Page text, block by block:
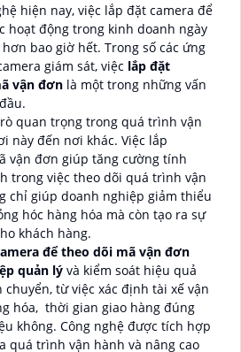
hiện nay, việc lắp đặt camera để
hoạt động trong kinh doanh ngày
bao giờ hết. Trong số các ứng
giám sát, việc lắp đặt
vận đơn là một trong những vấn
quan trọng trong quá trình vận
này đến nơi khác. Việc lắp
vận đơn giúp tăng cường tính
trong việc theo dõi quá trình vận
chỉ giúp doanh nghiệp giảm thiểu
hóc hàng hóa mà còn tạo ra sự
khách hàng.
để theo dõi mã vận đơn
quản lý và kiểm soát hiệu quả
chuyển, từ việc xác định tài xế vận
hóa, thời gian giao hàng đúng
không. Công nghệ được tích hợp
quá trình vận hành và nâng cao